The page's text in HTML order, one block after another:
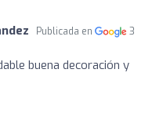
Publicada en
3
buena decoración y